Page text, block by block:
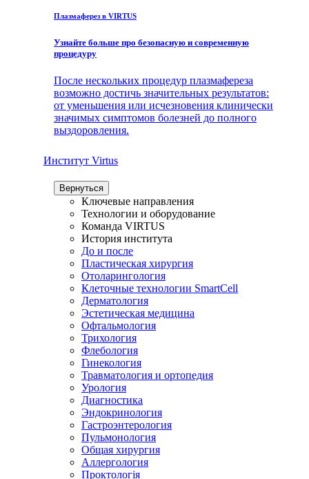
Плазмаферез в VIRTUS
Узнайте больше про безопасную и современную
процедуру
После нескольких процедур плазмафереза
возможно достичь значительных результатов:
от уменьшения или исчезновения клинически
значимых симптомов болезней до полного
выздоровления.
Институт Virtus
Вернуться
Ключевые направления
Технологии и оборудование
Команда VIRTUS
История института
До и после
Пластическая хирургия
Отоларингология
Клеточные технологии SmartCell
Дерматология
Эстетическая медицина
Офтальмология
Трихология
Флебология
Гинекология
Травматология и ортопедия
Урология
Диагностика
Эндокринология
Гастроэнтерология
Пульмонология
Общая хирургия
Аллергология
Проктологія